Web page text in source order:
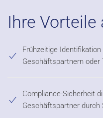
Ihre
Frühzeitige
Geschäftspartnern oder
Compliance-Sicherheit
Geschäftspartner durch